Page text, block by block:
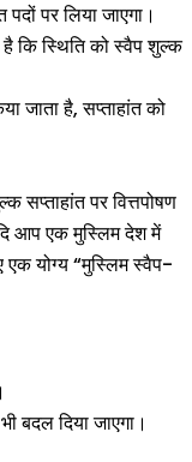
पर लिया जाएगा।
कि स्थिति को स्वैप शुल्क
जाता है, सप्ताहांत को
सप्ताहांत पर वित्तपोषण
आप एक मुस्लिम देश में
योग्य “मुस्लिम स्वैप-
बदल दिया जाएगा।